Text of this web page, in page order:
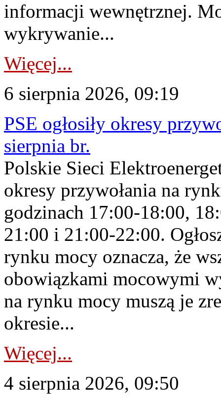
informacji wewnętrznej.
wykrywanie...
Więcej...
6 sierpnia 2026, 09:19
PSE ogłosiły okresy
sierpnia br.
Polskie Sieci
okresy przywołania na
godzinach 17:00-18:00,
21:00 i 21:00-22:00.
rynku mocy oznacza, że
obowiązkami mocowymi
na rynku mocy muszą je
okresie...
Więcej...
4 sierpnia 2026, 09:50